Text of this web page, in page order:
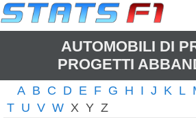
AUTOMOBILI DI
PROGETTI
A B C D E F G H I J K L
T U V W X Y Z